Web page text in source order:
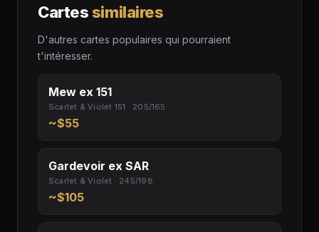
Cartessimilaires
D'autres cartes populaires qui pourraient
t'intéresser.
Mew ex 151
Scarlet & Violet 151 · 205/165
~$55
Gardevoir ex SAR
Scarlet & Violet · 245/198
~$105